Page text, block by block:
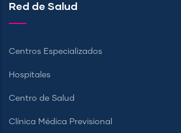
Red de Salud
Centros Especializados
Hospitales
Centro de Salud
Clínica Médica Previsional